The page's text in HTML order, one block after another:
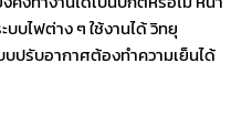
บไฟต่าง ๆ ใช้งานได้ วิทยุ
บปรับอากาศต้องทำความเย็นได้